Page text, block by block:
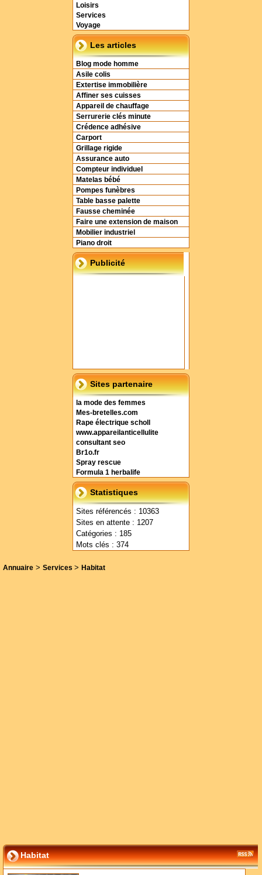
Loisirs
Services
Voyage
Les articles
Blog mode homme
Asile colis
Extertise immobilière
Affiner ses cuisses
Appareil de chauffage
Serrurerie clés minute
Crédence adhésive
Carport
Grillage rigide
Assurance auto
Compteur individuel
Matelas bébé
Pompes funèbres
Table basse palette
Fausse cheminée
Faire une extension de maison
Mobilier industriel
Piano droit
Publicité
Sites partenaire
la mode des femmes
Mes-bretelles.com
Rape électrique scholl
www.appareilanticellulite
consultant seo
Br1o.fr
Spray rescue
Formula 1 herbalife
Statistiques
Sites référencés : 10363
Sites en attente : 1207
Catégories : 185
Mots clés : 374
Annuaire > Services > Habitat
Habitat